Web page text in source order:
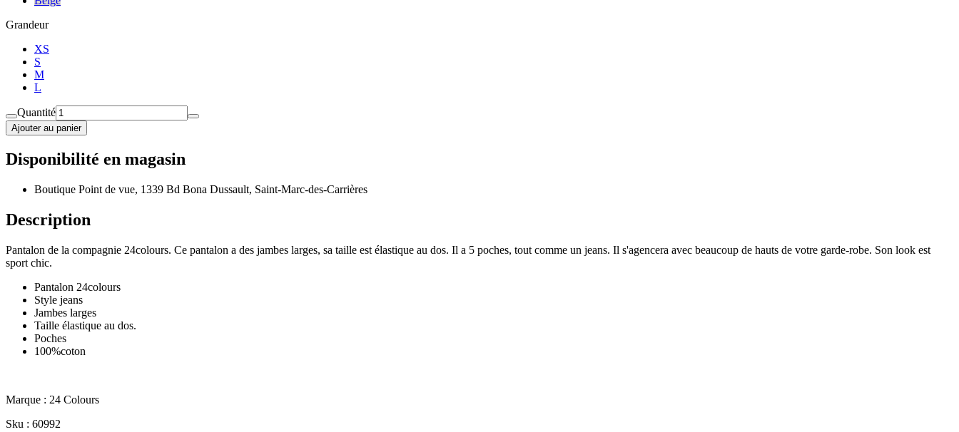
Grandeur
XS
S
M
L
Quantité
Ajouter au panier
Disponibilité en magasin
Boutique Point de vue, 1339 Bd Bona Dussault, Saint-Marc-des-Carrières
Description
Pantalon de la compagnie 24colours. Ce pantalon a des jambes larges, sa taille est élastique au dos. Il a 5 poches, tout comme un jeans. Il s'agencera avec beaucoup de hauts de votre garde-robe. Son look est
sport chic.
Pantalon 24colours
Style jeans
Jambes larges
Taille élastique au dos.
Poches
100%coton
Marque : 24 Colours
Sku : 60992